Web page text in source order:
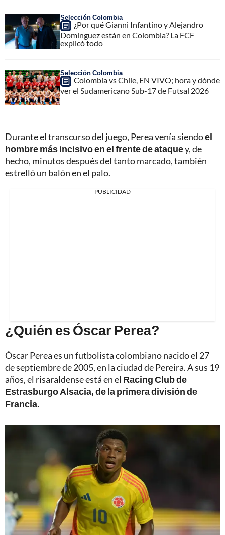
Selección Colombia
¿Por qué Gianni Infantino y Alejandro
Domínguez están en Colombia? La FCF
explicó todo
Selección Colombia
Colombia vs Chile, EN VIVO; hora y dónde
ver el Sudamericano Sub-17 de Futsal 2026
Durante el transcurso del juego, Perea venía siendoel
hombre más incisivo en el frente de ataquey, de
hecho, minutos después del tanto marcado, también
estrelló un balón en el palo.
PUBLICIDAD
¿Quién es Óscar Perea?
Óscar Perea es un futbolista colombiano nacido el 27
de septiembre de 2005, en la ciudad de Pereira. A sus 19
años, el risaraldense está en el Racing Club de
Estrasburgo Alsacia, de la primera división de
Francia.